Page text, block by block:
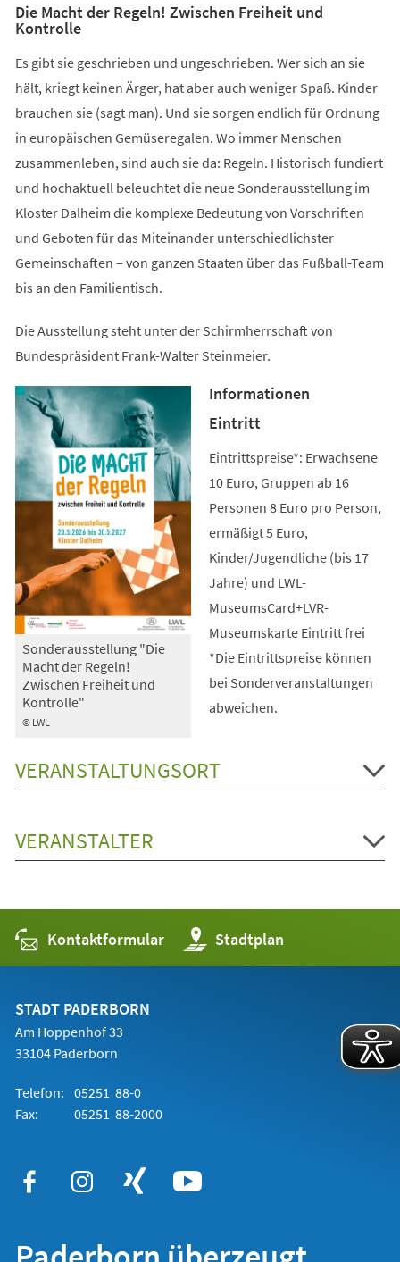
Die Macht der Regeln! Zwischen Freiheit und
Kontrolle
Es gibt sie geschrieben und ungeschrieben. Wer sich an sie
hält, kriegt keinen Ärger, hat aber auch weniger Spaß. Kinder
brauchen sie (sagt man). Und sie sorgen endlich für Ordnung
in europäischen Gemüseregalen. Wo immer Menschen
zusammenleben, sind auch sie da: Regeln. Historisch fundiert
und hochaktuell beleuchtet die neue Sonderausstellung im
Kloster Dalheim die komplexe Bedeutung von Vorschriften
und Geboten für das Miteinander unterschiedlichster
Gemeinschaften – von ganzen Staaten über das Fußball-Team
bis an den Familientisch.
Die Ausstellung steht unter der Schirmherrschaft von
Bundespräsident Frank-Walter Steinmeier.
© LWL
Sonderausstellung "Die
Macht der Regeln!
Zwischen Freiheit und
Kontrolle"
Informationen
Eintritt
Eintrittspreise*: Erwachsene
10 Euro, Gruppen ab 16
Personen 8 Euro pro Person,
ermäßigt 5 Euro,
Kinder/Jugendliche (bis 17
Jahre) und LWL-
MuseumsCard+LVR-
Museumskarte Eintritt frei
*Die Eintrittspreise können
bei Sonderveranstaltungen
abweichen.
VERANSTALTUNGSORT
VERANSTALTER
Kontaktformular Stadtplan
(Öffnet
in
einem
STADT PADERBORN
Am Hoppenhof 33
33104 Paderborn
Telefon: 05251 88-0
Fax:
05251 88-2000